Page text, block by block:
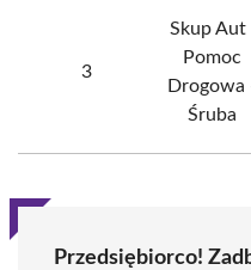
3
Skup Aut
Pomoc
Drogowa
Śruba
Przedsiębiorco!